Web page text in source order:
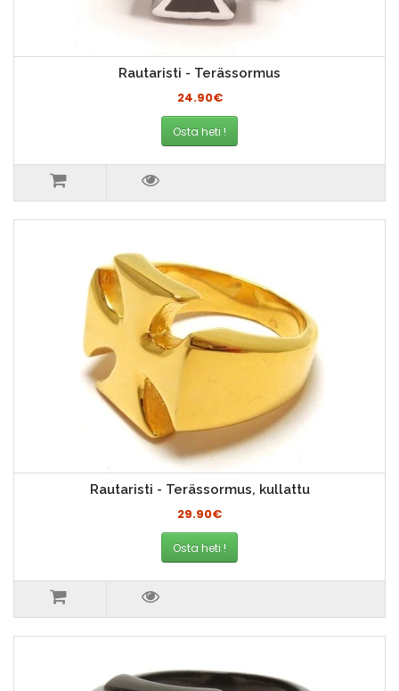
Rautaristi - Terässormus
24.90€
Osta heti !
Rautaristi - Terässormus, kullattu
29.90€
Osta heti !